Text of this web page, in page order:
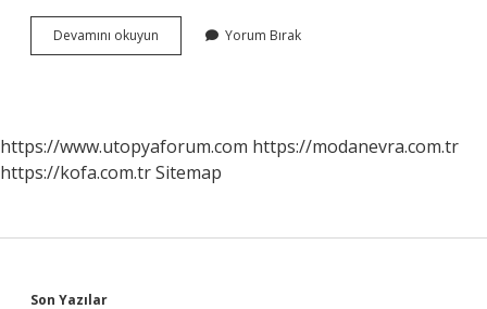
Devamını okuyun
Sürekli
Sizi
Özlediği
Yorum Bırak
https://www.utopyaforum.com https://modanevra.com.tr
https://kofa.com.trSitemap
Son Yazılar